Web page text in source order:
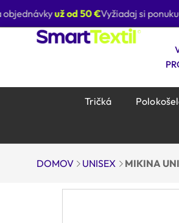
už od 50 €Vyžiadaj si ponuku–
Tričká
DOMOV UNISEX MIKINA